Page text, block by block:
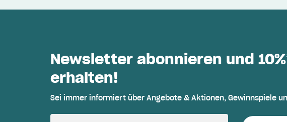
Newsletter abonnieren und
erhalten!
Sei immer informiert über Angebote & Aktionen, Gewinnspiele